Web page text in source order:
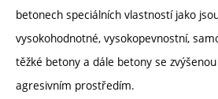
betonech speciálních vlastností jako
vysokohodnotné, vysokopevnostní,
těžké betony a dále betony se
agresivním prostředím.